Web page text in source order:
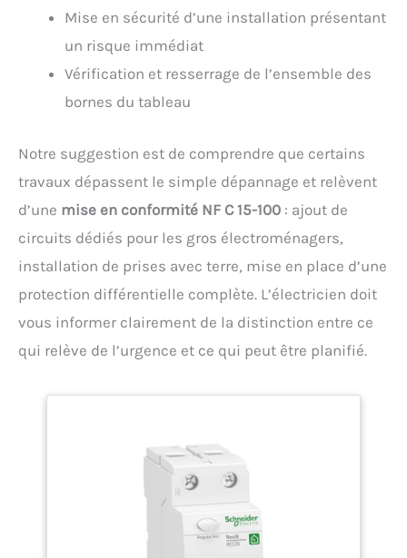
Mise en sécurité d’une installation présentant
un risque immédiat
Vérification et resserrage de l’ensemble des
bornes du tableau
Notre suggestion est de comprendre que certains
travaux dépassent le simple dépannage et relèvent
d’une mise en conformité NF C 15-100 : ajout de
circuits dédiés pour les gros électroménagers,
installation de prises avec terre, mise en place d’une
protection différentielle complète. L’électricien doit
vous informer clairement de la distinction entre ce
qui relève de l’urgence et ce qui peut être planifié.